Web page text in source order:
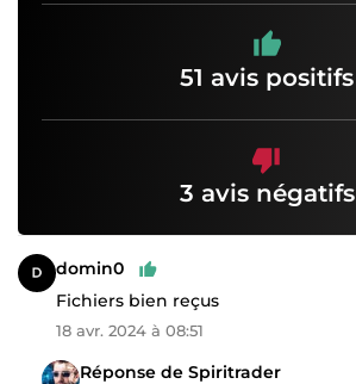
51 avis positifs
3 avis négatifs
domin0
Fichiers bien reçus
18 avr. 2024 à 08:51
Réponse de Spiritrader